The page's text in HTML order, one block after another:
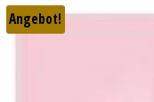
Angebot!